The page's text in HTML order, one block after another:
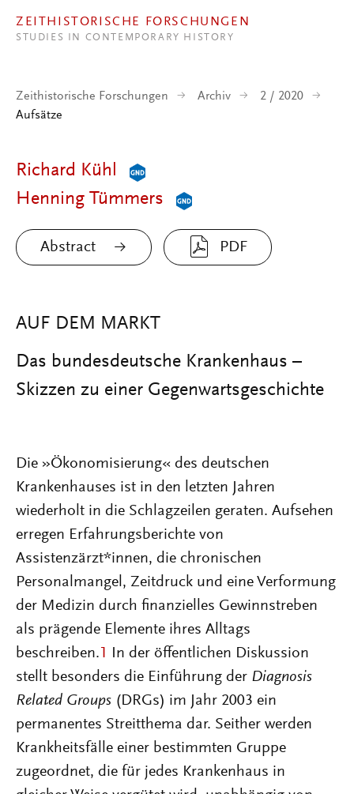
ZEITHISTORISCHE FORSCHUNGEN
STUDIES IN CONTEMPORARY HISTORY
Zeithistorische Forschungen Archiv
2 / 2020
Aufsätze
Richard Kühl
Henning Tümmers
Abstract PDF
AUF DEM MARKT
Das bundesdeutsche Krankenhaus –
Skizzen zu einer Gegenwartsgeschichte
Die »Ökonomisierung« des deutschen
Krankenhauses ist in den letzten Jahren
wiederholt in die Schlagzeilen geraten. Aufsehen
erregen Erfahrungsberichte von
Assistenzärzt*innen, die chronischen
Personalmangel, Zeitdruck und eine Verformung
der Medizin durch finanzielles Gewinnstreben
als prägende Elemente ihres Alltags
beschreiben. 1 In der öffentlichen Diskussion
stellt besonders die Einführung der Diagnosis
Related Groups (DRGs) im Jahr 2003 ein
permanentes Streitthema dar. Seither werden
Krankheitsfälle einer bestimmten Gruppe
zugeordnet, die für jedes Krankenhaus in